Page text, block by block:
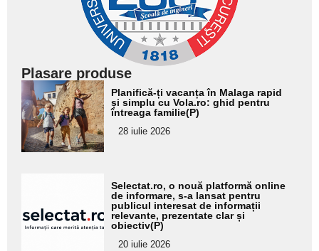
Plasare produse
Adaugă
aici textul
pentru
subtitlu
Planifică-ți vacanța în Malaga rapid
și simplu cu Vola.ro: ghid pentru
întreaga familie(P)
28 iulie 2026
pentru
subtitlu
Selectat.ro, o nouă platformă online
de informare, s-a lansat pentru
publicul interesat de informații
relevante, prezentate clar și
obiectiv(P)
20 iulie 2026